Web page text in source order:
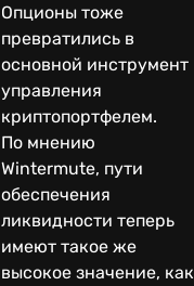
Опционы тоже
превратились в
основной инструмент
управления
криптопортфелем.
По мнению
Wintermute, пути
обеспечения
ликвидности теперь
имеют такое же
высокое значение, как